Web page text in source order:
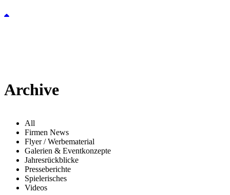
Archive
All
Firmen News
Flyer / Werbematerial
Galerien & Eventkonzepte
Jahresrückblicke
Presseberichte
Spielerisches
Videos